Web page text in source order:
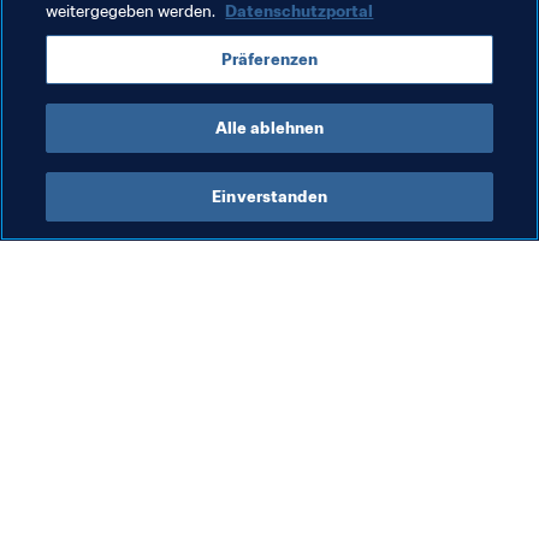
Verwandte Themen
FIFA-Präsident Organisation Organisation
weitergegeben werden. Datenschutzportal
Präferenzen
Alle ablehnen
Einverstanden